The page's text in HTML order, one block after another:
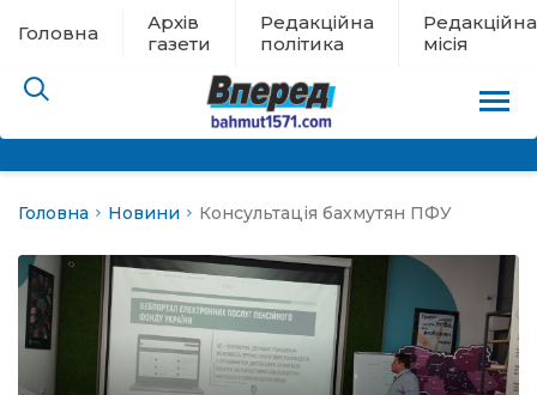
Головна
Архів
газети
Редакційна
політика
Редакційна
місія
евакуації
Головна Новини Консультація бахмутян ПФУ